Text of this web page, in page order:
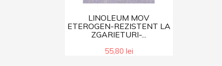
LINOLEUM MOV
ETEROGEN-REZISTENT LA
ZGARIETURI-...
55,80 lei